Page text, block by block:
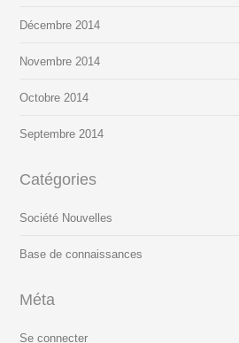
Décembre 2014
Novembre 2014
Octobre 2014
Septembre 2014
Catégories
Société Nouvelles
Base de connaissances
Méta
Se connecter